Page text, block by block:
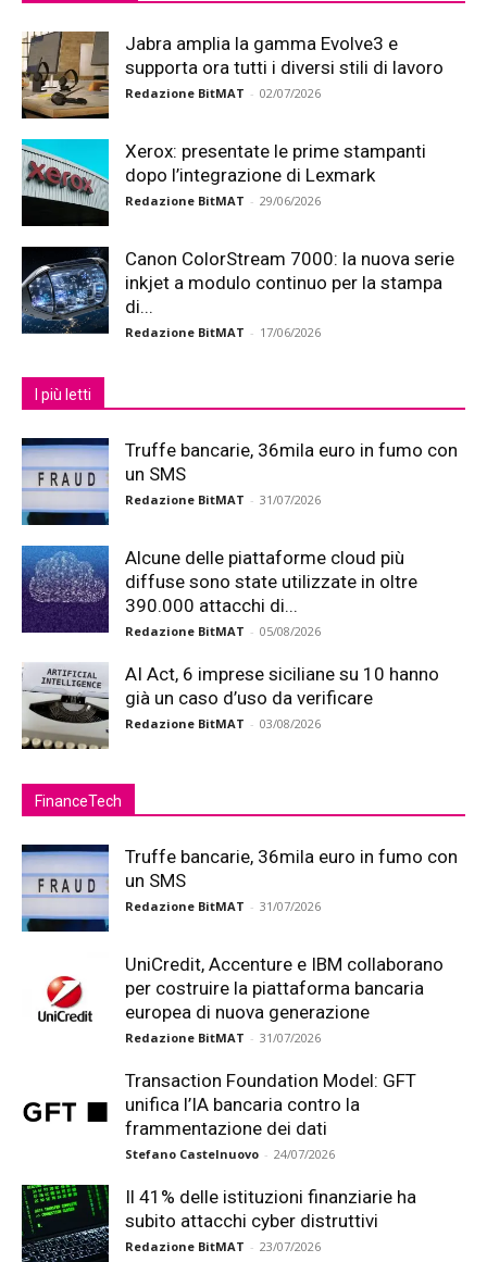
Jabra amplia la gamma Evolve3 e
supporta ora tutti i diversi stili di lavoro
Redazione BitMAT - 02/07/2026
Xerox: presentate le prime stampanti
dopo l’integrazione di Lexmark
Redazione BitMAT - 29/06/2026
Canon ColorStream 7000: la nuova serie
inkjet a modulo continuo per la stampa
di...
Redazione BitMAT - 17/06/2026
I più letti
Truffe bancarie, 36mila euro in fumo con
un SMS
Redazione BitMAT - 31/07/2026
Alcune delle piattaforme cloud più
diffuse sono state utilizzate in oltre
390.000 attacchi di...
Redazione BitMAT - 05/08/2026
AI Act, 6 imprese siciliane su 10 hanno
già un caso d’uso da verificare
Redazione BitMAT - 03/08/2026
FinanceTech
Truffe bancarie, 36mila euro in fumo con
un SMS
Redazione BitMAT - 31/07/2026
UniCredit, Accenture e IBM collaborano
per costruire la piattaforma bancaria
europea di nuova generazione
Redazione BitMAT - 31/07/2026
Transaction Foundation Model: GFT
unifica l’IA bancaria contro la
frammentazione dei dati
Stefano Castelnuovo - 24/07/2026
Il 41% delle istituzioni finanziarie ha
subito attacchi cyber distruttivi
Redazione BitMAT - 23/07/2026